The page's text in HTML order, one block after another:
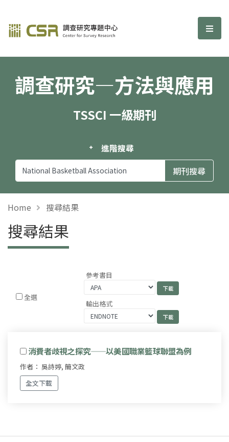
調查研究—方法與應用期刊 選
調查研究—方法與應用
TSSCI 一級期刊
進階搜尋
Home 搜尋結果
搜尋結果
全選
參考書目
輸出格式
消費者歧視之探究——以美國職業籃球聯盟為例
作者： 吳詩婷, 簡文政
全文下載